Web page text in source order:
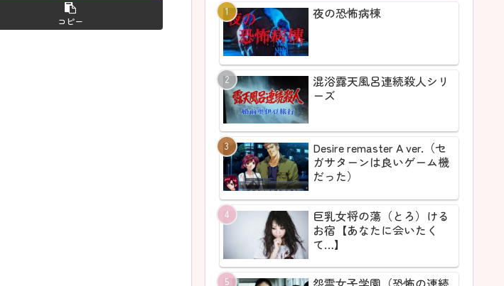
コピー 夜の恐怖病棟
混浴露天風呂連続殺人シリ
ーズ
Desire remaster A ver.（セ
ガサターンは良いゲーム機
だった）
巨乳女将の蕩（とろ）ける
お宿【あなたに会いたく
て…】